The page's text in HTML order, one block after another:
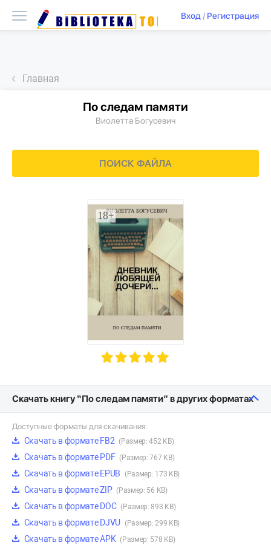
Вход/ Регистрация
Главная
По следам памяти
Виолетта Богусевич
ПОИСК ФАЙЛА
Скачать книгу “По следам памяти” в других форматах
Доступные форматы для скачивания:
Скачать в формате FB2 (Размер: 452 KB)
Скачать в формате PDF (Размер: 767 KB)
Скачать в формате EPUB (Размер: 173 KB)
Скачать в формате ZIP (Размер: 56 KB)
Скачать в формате DOC (Размер: 893 KB)
Скачать в формате DJVU (Размер: 299 KB)
Скачать в формате APK (Размер: 578 KB)